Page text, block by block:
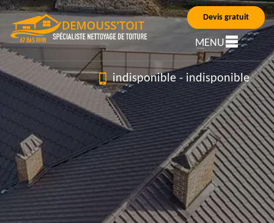
Devis gratuit
MENU
indisponible -indisponible